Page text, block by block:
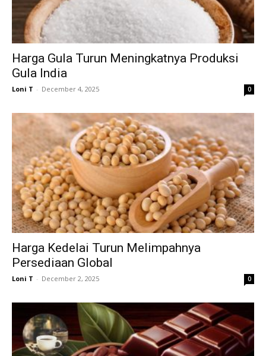
Harga Gula Turun Meningkatnya Produksi
Gula India
Loni T - December 4, 2025 0
Harga Kedelai Turun Melimpahnya
Persediaan Global
Loni T - December 2, 2025 0